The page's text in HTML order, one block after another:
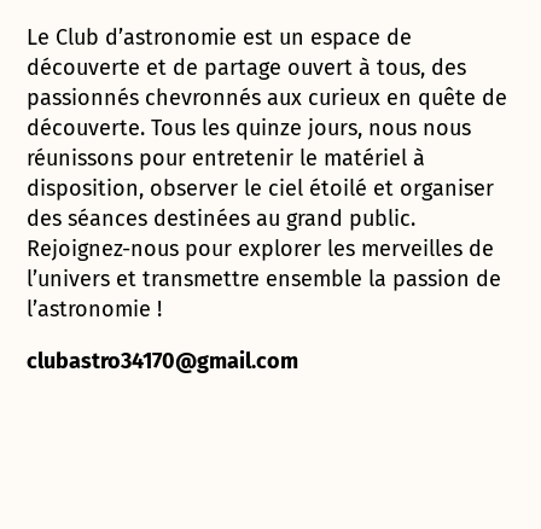
Le Club d’astronomie est un espace de
découverte et de partage ouvert à tous, des
passionnés chevronnés aux curieux en quête de
découverte. Tous les quinze jours, nous nous
réunissons pour entretenir le matériel à
disposition, observer le ciel étoilé et organiser
des séances destinées au grand public.
Rejoignez-nous pour explorer les merveilles de
l’univers et transmettre ensemble la passion de
l’astronomie !
clubastro34170@gmail.com